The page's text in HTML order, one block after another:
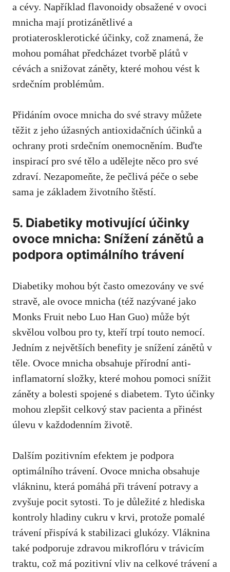
a cévy. Například flavonoidy ⁣obsažené v ovoci
mnicha mají protizánětlivé a
protiaterosklerotické účinky, což znamená, že
mohou pomáhat předcházet tvorbě plátů v
cévách a snižovat záněty, které mohou vést k
srdečním problémům.
Přidáním ovoce mnicha do své stravy můžete
těžit z jeho úžasných antioxidačních účinků a
ochrany proti srdečním onemocněním. Buďte
inspirací pro své tělo a udělejte něco⁤ pro své
zdraví. Nezapomeňte, že pečlivá péče o sebe
sama ​je základem životního⁣ štěstí.
5. Diabetiky motivující⁢ účinky⁤
ovoce mnicha: Snížení‍ zánětů‍ a
podpora optimálního trávení
Diabetiky mohou​ být často omezovány ⁤ve‍ své
⁢stravě, ale‌ ovoce mnicha (též nazývané jako
Monks Fruit nebo Luo Han Guo) ‌může ⁢být
skvělou volbou⁤ pro ty, kteří trpí touto nemocí.
Jedním z největších benefity je snížení zánětů v
těle. Ovoce mnicha obsahuje přírodní anti-
inflamatorní složky, které mohou pomoci snížit
záněty a bolesti spojené s diabetem. Tyto účinky
mohou zlepšit celkový ⁢stav pacienta a přinést
⁢úlevu v každodenním životě.
Dalším pozitivním efektem je podpora
optimálního trávení. Ovoce mnicha obsahuje
vlákninu, která pomáhá při trávení potravy a
zvyšuje pocit sytosti. To je důležité z hlediska
kontroly hladiny cukru v krvi, protože pomalé
trávení přispívá k stabilizaci glukózy. Vláknina
také podporuje zdravou mikroflóru v trávicím
traktu, což má pozitivní vliv na ‍celkové⁣ trávení a